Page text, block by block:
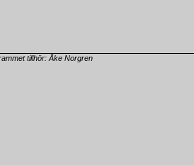
tillhör: Åke Norgren